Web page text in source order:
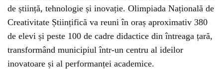
de știință, tehnologie și inovație. Olimpiada Națională de
Creativitate Științifică va reuni în oraș aproximativ 380
de elevi și peste 100 de cadre didactice din întreaga țară,
transformând municipiul într-un centru al ideilor
inovatoare și al performanței academice.